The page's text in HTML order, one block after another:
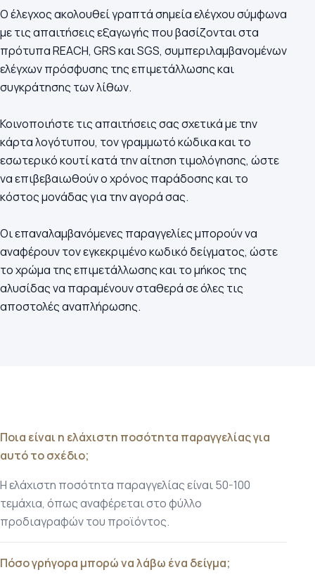
Ο έλεγχος ακολουθεί γραπτά σημεία ελέγχου σύμφωνα
με τις απαιτήσεις εξαγωγής που βασίζονται στα
πρότυπα REACH, GRS και SGS, συμπεριλαμβανομένων
ελέγχων πρόσφυσης της επιμετάλλωσης και
συγκράτησης των λίθων.
Κοινοποιήστε τις απαιτήσεις σας σχετικά με την
κάρτα λογότυπου, τον γραμμωτό κώδικα και το
εσωτερικό κουτί κατά την αίτηση τιμολόγησης, ώστε
να επιβεβαιωθούν ο χρόνος παράδοσης και το
κόστος μονάδας για την αγορά σας.
Οι επαναλαμβανόμενες παραγγελίες μπορούν να
αναφέρουν τον εγκεκριμένο κωδικό δείγματος, ώστε
το χρώμα της επιμετάλλωσης και το μήκος της
αλυσίδας να παραμένουν σταθερά σε όλες τις
αποστολές αναπλήρωσης.
Ποια είναι η ελάχιστη ποσότητα παραγγελίας για
αυτό το σχέδιο;
Η ελάχιστη ποσότητα παραγγελίας είναι 50-100
τεμάχια, όπως αναφέρεται στο φύλλο
προδιαγραφών του προϊόντος.
Πόσο γρήγορα μπορώ να λάβω ένα δείγμα;